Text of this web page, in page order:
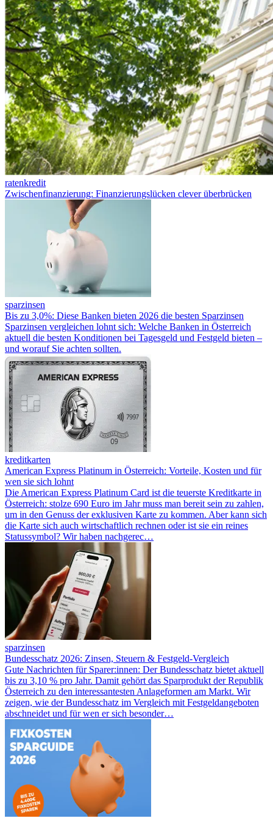
ratenkredit
Zwischenfinanzierung: Finanzierungslücken clever überbrücken
sparzinsen
Bis zu 3,0%: Diese Banken bieten 2026 die besten Sparzinsen
Sparzinsen vergleichen lohnt sich: Welche Banken in Österreich
aktuell die besten Konditionen bei Tagesgeld und Festgeld bieten –
und worauf Sie achten sollten.
kreditkarten
American Express Platinum in Österreich: Vorteile, Kosten und für
wen sie sich lohnt
Die American Express Platinum Card ist die teuerste Kreditkarte in
Österreich: stolze 690 Euro im Jahr muss man bereit sein zu zahlen,
um in den Genuss der exklusiven Karte zu kommen. Aber kann sich
die Karte sich auch wirtschaftlich rechnen oder ist sie ein reines
Statussymbol? Wir haben nachgerec…
sparzinsen
Bundesschatz 2026: Zinsen, Steuern & Festgeld-Vergleich
Gute Nachrichten für Sparer:innen: Der Bundesschatz bietet aktuell
bis zu 3,10 % pro Jahr. Damit gehört das Sparprodukt der Republik
Österreich zu den interessantesten Anlageformen am Markt. Wir
zeigen, wie der Bundesschatz im Vergleich mit Festgeldangeboten
abschneidet und für wen er sich besonder…